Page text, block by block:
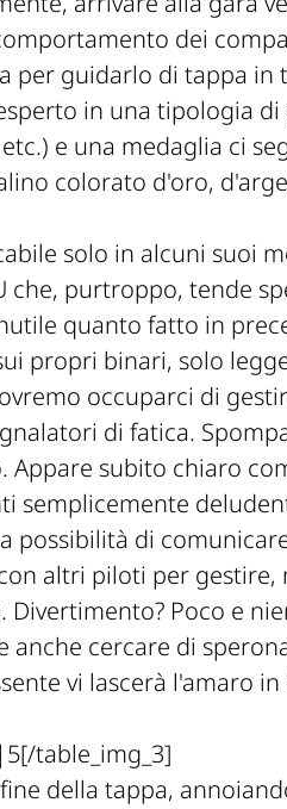
dei
per guidarlo di tappa in
in una tipologia di
e una medaglia ci
colorato d'oro,
solo in alcuni suoi
che, purtroppo, tende
quanto fatto in
propri binari, solo
occuparci di
di fatica.
Appare subito chiaro
semplicemente
possibilità di
altri piloti per gestire,
Divertimento? Poco e
anche cercare di
vi lascerà l'amaro in
table_img_3]
della tappa,